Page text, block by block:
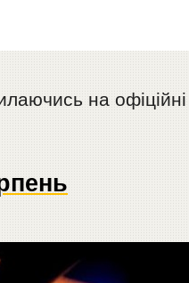
на офіційні